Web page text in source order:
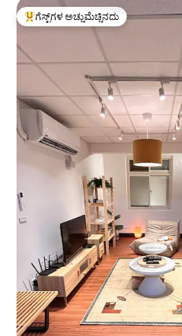
ಗೆಸ್ಟ್‌ಗಳಿಗೆ ಅತಿ ಹೆಚ್ಚು ಅಚ್ಚುಮೆಚ್ಚಿನದು
ಗೆಸ್ಟ್‌ಗಳ ಅಚ್ಚುಮೆಚ್ಚಿನದು